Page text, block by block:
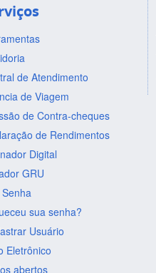
de Atendimento
de Viagem
de Contra-cheques
de Rendimentos
Digital
GRU
sua senha?
Usuário
Eletrônico
abertos